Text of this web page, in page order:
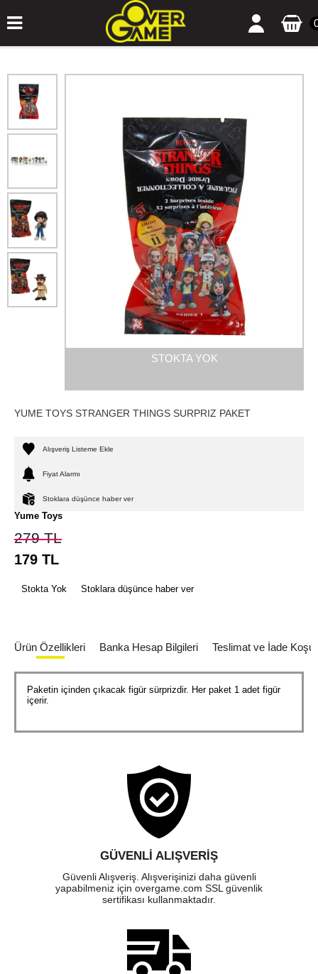
STOKTA YOK
YUME TOYS STRANGER THINGS SURPRIZ PAKET
Alışveriş Listeme Ekle
Fiyat Alarmı
Stoklara düşünce haber ver
Yume Toys
279TL
179 TL
Stokta Yok Stoklara düşünce haber ver
Ürün Özellikleri Banka Hesap Bilgileri Teslimat ve İade
Paketin içinden çıkacak figür sürprizdir. Her paket 1 adet figür
içerir.
GÜVENLI ALIŞVERIŞ
Güvenli Alışveriş. Alışverişinizi daha güvenli
yapabilmeniz için overgame.com SSL güvenlik
sertifikası kullanmaktadır.